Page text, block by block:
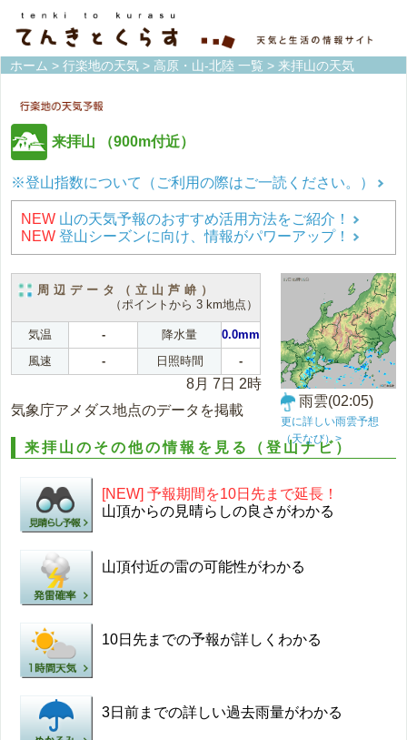
ホーム > 行楽地の天気 > 高原・山-北陸 一覧 > 来拝山の天気
来拝山 （900m付近）
※登山指数について（ご利用の際はご一読ください。）
NEW 山の天気予報のおすすめ活用方法をご紹介！
NEW 登山シーズンに向け、情報がパワーアップ！
周辺データ（立山芦峅）
（ポイントから 3 km地点）
気温 - 降水量
0.0mm
風速
- 日照時間 -
8月 7日 2時
気象庁アメダス地点のデータを掲載
雨雲(02:05)
更に詳しい雨雲予想
（天なび）>
来拝山のその他の情報を見る（登山ナビ）
[NEW] 予報期間を10日先まで延長！
山頂からの見晴らしの良さがわかる
山頂付近の雷の可能性がわかる
10日先までの予報が詳しくわかる
3日前までの詳しい過去雨量がわかる